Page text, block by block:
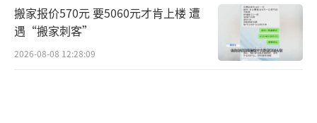
搬家报价570元 要5060元才肯上楼 遭
遇“搬家刺客”
2026-08-08 12:28:09